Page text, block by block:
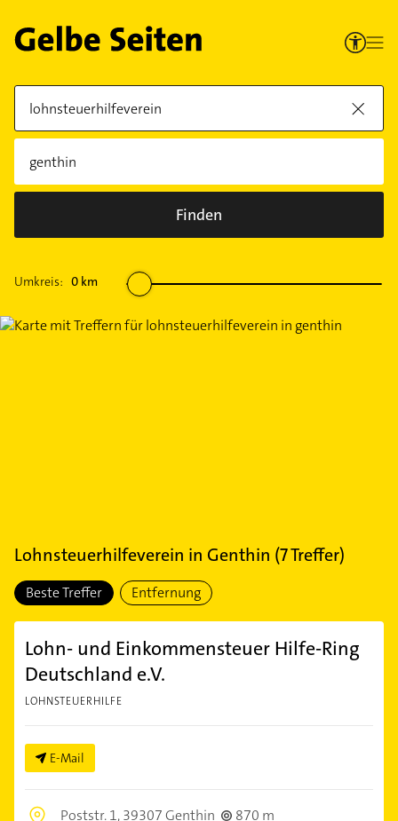
Finden
Umkreis: 0 km
Lohnsteuerhilfeverein in Genthin (7Treffer)
Beste Treffer Entfernung
Lohn- und Einkommensteuer Hilfe-Ring
Deutschland e.V.
LOHNSTEUERHILFE
E-Mail
Poststr. 1,39307 Genthin
870 m